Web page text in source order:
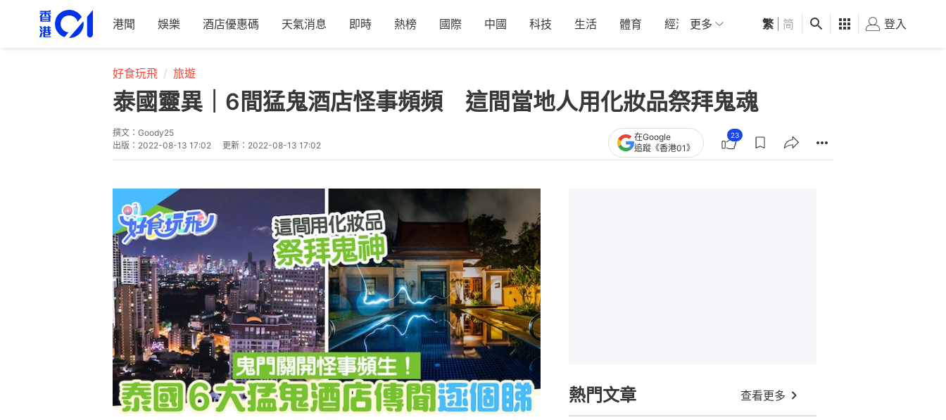
港聞 娛樂 酒店優惠碼 天氣消息 即時 熱榜 國際 中國 科技 生活 體育 經濟 01深圳 觀點 健康 好食玩飛
更多 繁 简 登入
好食玩飛 旅遊
泰國靈異｜6間猛鬼酒店怪事頻頻 這間當地人用化妝品祭拜鬼魂
撰文： Goody25
出版： 2022-08-13 17:02 更新： 2022-08-13 17:02
在Google
追蹤《香港01》
23
熱門文章 查看更多